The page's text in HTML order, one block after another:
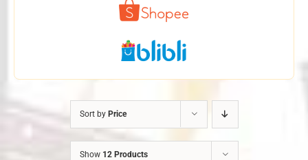
Sort by Price
Show 12 Products